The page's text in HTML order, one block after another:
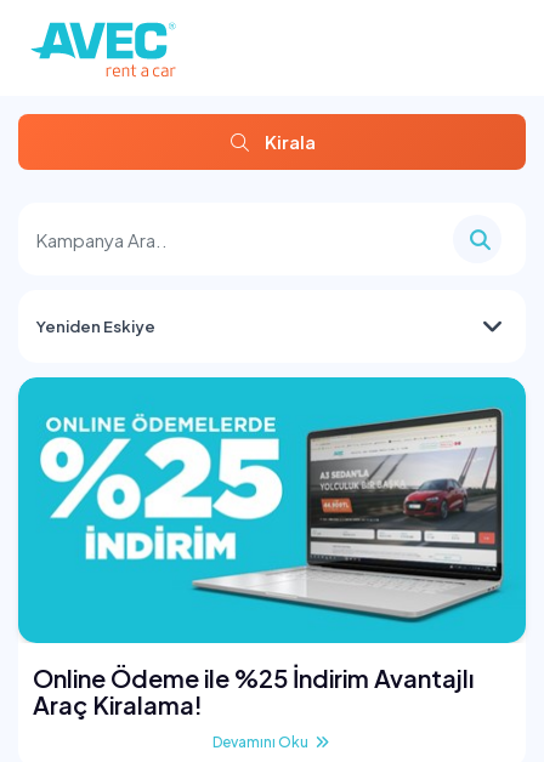
Kirala
Yeniden Eskiye
Online Ödeme ile %25 İndirim Avantajlı
Araç Kiralama!
Devamını Oku